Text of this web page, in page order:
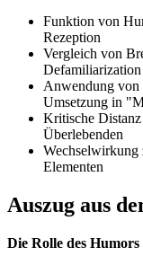
Funktion von
Rezeption
Vergleich von
Defamiliarization
Anwendung von
Umsetzung in
Kritische
Überlebenden
Wechselwirkung
Elementen
Auszug aus
Die Rolle des